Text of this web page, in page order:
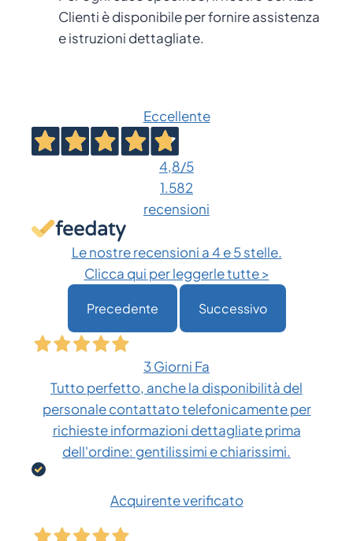
Clienti è disponibile per fornire assistenza
e istruzioni dettagliate.
Eccellente
4,8/5
1.582
recensioni
Le nostre recensioni a 4 e 5 stelle.
Clicca qui per leggerle tutte >
Precedente Successivo
3 Giorni Fa
Tutto perfetto, anche la disponibilità del
personale contattato telefonicamente per
richieste informazioni dettagliate prima
dell'ordine: gentilissimi e chiarissimi.
Acquirente verificato